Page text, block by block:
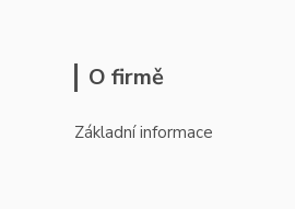
O firmě
Základní informace